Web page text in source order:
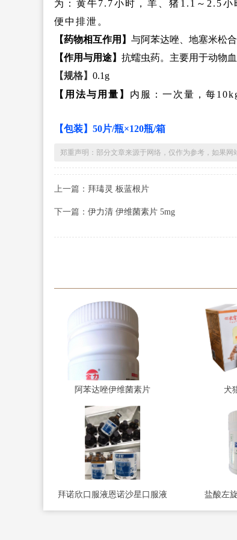
为：黄牛7.7小时，羊、猪1.1～2.5
便中排泄。
【药物相互作用】 与阿苯达唑、地塞米松
【作用与用途】 抗蠕虫药。主要用于动物
【规格】 0.1g
【用法与用量】 内服：一次量，每
【包装】50片/瓶×120瓶/箱
郑重声明：部分文章来源于网络，仅作为参考，如果
上一篇： 拜瑇灵 板蓝根片
下一篇： 伊力清 伊维菌素片 5mg
阿苯达唑伊维菌素片 犬
拜诺欣口服液恩诺沙星口服液 盐酸左